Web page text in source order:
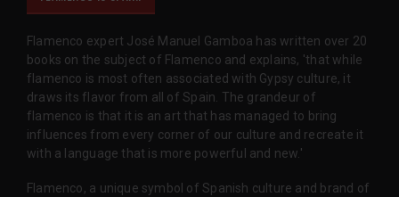
Flamenco expert José Manuel Gamboa has written over 20
books on the subject of Flamenco and explains, 'that while
flamenco is most often associated with Gypsy culture, it
draws its flavor from all of Spain. The grandeur of
flamenco is that it is an art that has managed to bring
influences from every corner of our culture and recreate it
with a language that is more powerful and new.'
Flamenco, a unique symbol of Spanish culture and brand of